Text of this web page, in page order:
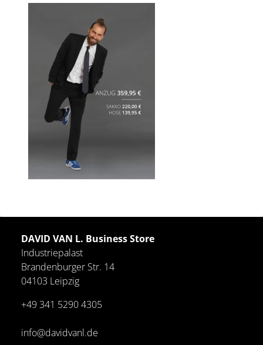
DAVID VAN L. Business Store
Industriepalast
Brandenburger Str. 14
04103 Leipzig
+49 341 5290 4305
info@davidvanl.de